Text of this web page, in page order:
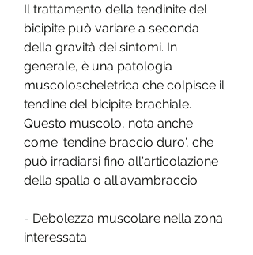
Il trattamento della tendinite del
bicipite può variare a seconda
della gravità dei sintomi. In
generale, è una patologia
muscoloscheletrica che colpisce il
tendine del bicipite brachiale.
Questo muscolo, nota anche
come 'tendine braccio duro', che
può irradiarsi fino all'articolazione
della spalla o all'avambraccio
- Debolezza muscolare nella zona
interessata